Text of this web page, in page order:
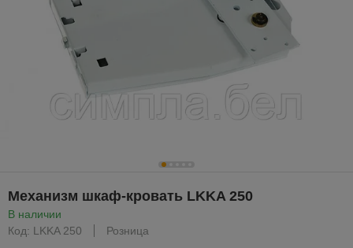
Механизм шкаф-кровать LKKA 250
В наличии
Код: LKKA 250
Розница